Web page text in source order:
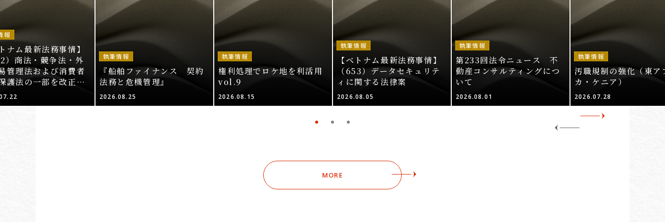
報
ナム最新法務事情】
）商法・競争法・外
管理法および消費者
護法の一部を改正・
る法律案（その2）
執筆情報
『船舶ファイナンス 契約
法務と危機管理』
2026.08.25
執筆情報
権利処理でロケ地を利活用
vol.9
2026.08.15
執筆情報
【ベトナム最新法務事情】
（653）データセキュリテ
ィに関する法律案
2026.08.05
執筆情報
第233回法令ニュース 不
動産コンサルティングにつ
いて
2026.08.01
執筆情報
汚職規制の強化（東ア
カ・ケニア）
2026.07.28
MORE